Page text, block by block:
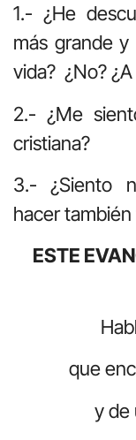
1.- ¿He
más grande
vida? ¿No?
2.- ¿Me
cristiana?
3.- ¿Siento
hacer
ESTE
que
y de